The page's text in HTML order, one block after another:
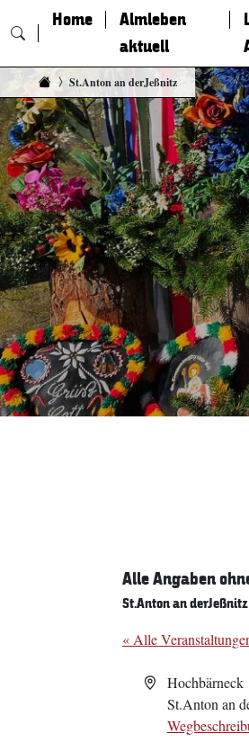
Zum Inhalt springen
Home
Almleben
aktuell
St.Anton an derJeßnitz
Alle Angaben
St.Anton an derJeßnitz
« Alle
AdresseHochbärneck
St.Anton an